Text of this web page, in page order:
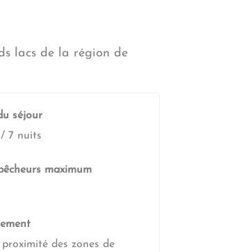
lacs de la région de
séjour
7 nuits
maximum
des zones de